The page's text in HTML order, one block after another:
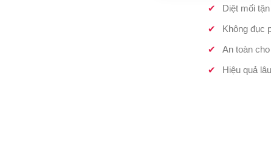
Diệt mối
Không đục
An toàn
Hiệu quả